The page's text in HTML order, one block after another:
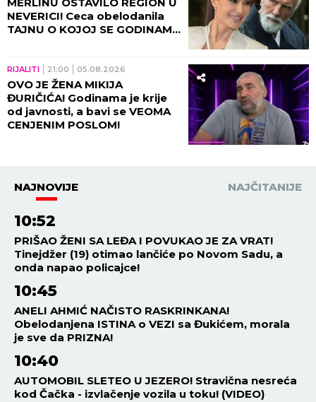
NEVERICI! Ceca obelodanila
TAJNU O KOJOJ SE GODINAMA
RIJALITI 21:00 05.08.2026
OVO JE ŽENA MIKIJA
ĐURIČIĆA! Godinama je krije
od javnosti, a bavi se VEOMA
CENJENIM POSLOM!
NAJNOVIJE NAJČITANIJE
10:52
PRIŠAO ŽENI SA LEĐA I POVUKAO JE ZA VRAT!
Tinejdžer (19) otimao lančiće po Novom Sadu, a
onda napao policajce!
10:45
ANELI AHMIĆ NAČISTO RASKRINKANA!
Obelodanjena ISTINA o VEZI sa Đukićem, morala
je sve da PRIZNA!
10:40
AUTOMOBIL SLETEO U JEZERO! Stravična nesreća
kod Čačka - izvlačenje vozila u toku! (VIDEO)